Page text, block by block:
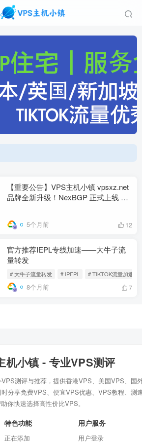
道/聊天群
【重要公告】VPS主机小镇 vpsxz.net
品牌全新升级！NexBGP 正式上线 &
5个月前 12
官方推荐IEPL专线加速——大牛子流
量转发
# 大牛子流量转发 # IPEPL # TIKTOK流量加速
8个月前 7
机小镇 - 专业VPS测评
测评与推荐，提供香港VPS、美国VPS、国
分享免费VPS、便宜VPS优惠、VPS教程、测
你快速选择高性价比VPS。
特色功能
正在添加
用户服务
用户登录